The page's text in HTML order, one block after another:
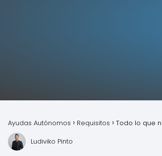
Ayudas Autónomos Requisitos
Todo lo que
Ludiviko Pinto